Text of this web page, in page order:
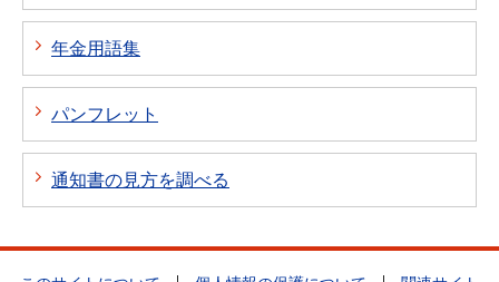
年金用語集
パンフレット
通知書の見方を調べる